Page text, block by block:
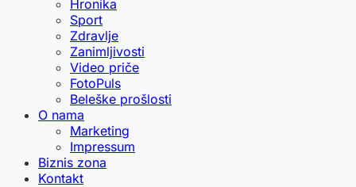
Hronika
Sport
Zdravlje
Zanimljivosti
Video priče
FotoPuls
Beleške prošlosti
O nama
Marketing
Impressum
Biznis zona
Kontakt